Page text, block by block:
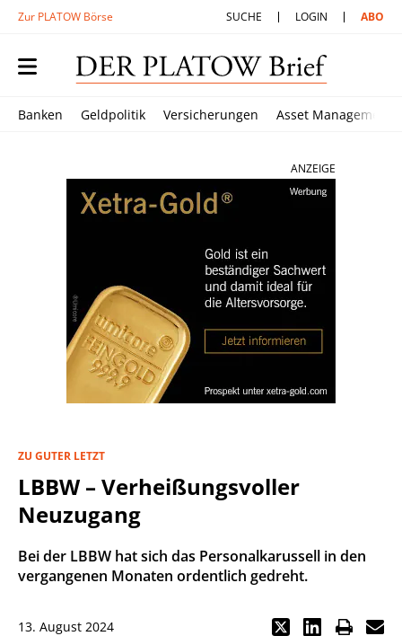
Zur PLATOW Börse SUCHE LOGIN ABO
Banken Geldpolitik Versicherungen Asset Management
ANZEIGE
ZU GUTER LETZT
LBBW – Verheißungsvoller
Neuzugang
Bei der LBBW hat sich das Personalkarussell in den
vergangenen Monaten ordentlich gedreht.
13. August 2024